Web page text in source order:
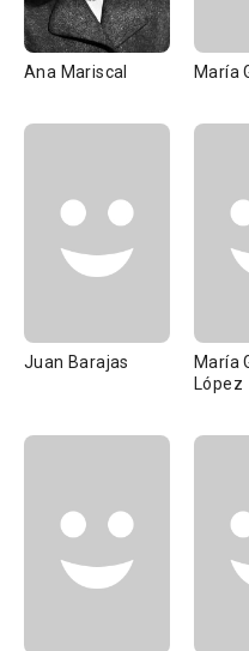
Ana Mariscal María
Juan Barajas
María
López